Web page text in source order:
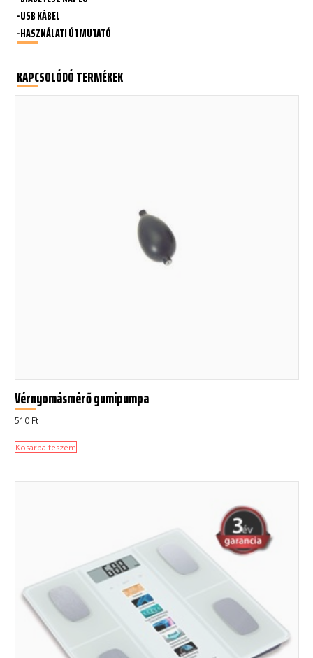
-USB KÁBEL
-HASZNÁLATI ÚTMUTATÓ
KAPCSOLÓDÓ TERMÉKEK
Vérnyomásmérő gumipumpa
510 Ft
Kosárba teszem